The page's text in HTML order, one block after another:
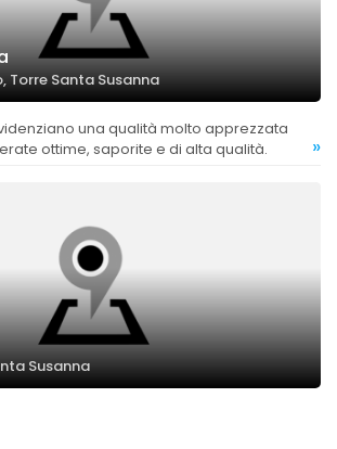
Torre Santa Susanna
ottime, saporite e di alta qualità.
»
Susanna